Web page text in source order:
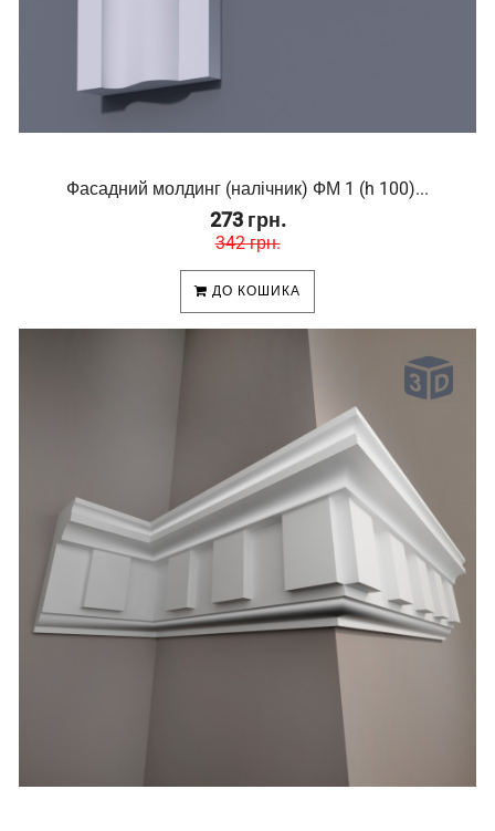
Фасадний молдинг (налічник) ФМ 1 (h 100)...
273 грн.
342 грн.
ДО КОШИКА